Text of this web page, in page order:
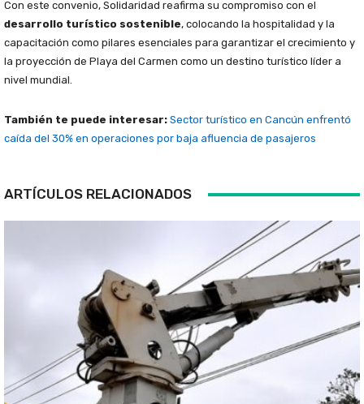
Con este convenio, Solidaridad reafirma su compromiso con el
desarrollo turístico sostenible, colocando la hospitalidad y la
capacitación como pilares esenciales para garantizar el crecimiento y
la proyección de Playa del Carmen como un destino turístico líder a
nivel mundial.
También te puede interesar: Sector turístico en Cancún enfrentó
caída del 30% en operaciones por baja afluencia de pasajeros
ARTÍCULOS RELACIONADOS